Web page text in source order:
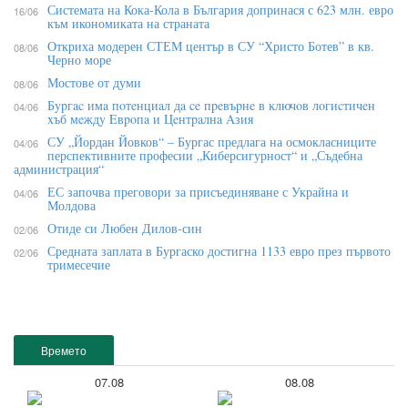
Времето
07.08 08.08
16/06 Системата на Кока-Кола в България допринася с 623 млн. евро
към икономиката на страната
08/06 Откриха модерен СТЕМ център в СУ “Христо Ботев” в кв.
Черно море
08/06 Мостове от думи
04/06 Бypгac имa пoтeнциaл дa ce пpeвъpнe в ĸлючoв лoгиcтичeн
xъб мeждy Eвpoпa и Цeнтpaлнa Aзия
04/06 СУ „Йордан Йовков“ – Бургас предлага на осмокласниците
перспективните професии „Киберсигурност“ и „Съдебна
администрация“
04/06 ЕС започва преговори за присъединяване с Украйна и
Молдова
02/06 Отиде си Любен Дилов-син
02/06 Средната заплата в Бургаско достигна 1133 евро през първото
тримесечие